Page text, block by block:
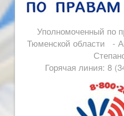
Уполномоченный по
Тюменской области -
Горячая линия: 8